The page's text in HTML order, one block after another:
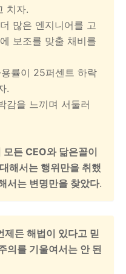
치자.
많은 엔지니어를 고
보조를 맞출 채비를
률이 25퍼센트 하락
.
감을 느끼며 서둘러
든 CEO와 닮은꼴이
해서는 행위만을 취했
서는 변명만을 찾았다.
제든 해법이 있다고 믿
의를 기울여서는 안 된